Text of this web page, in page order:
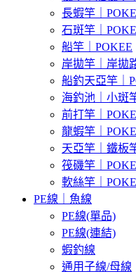
長蝦竿｜
石斑竿｜
船竿｜POKEE
岸拋竿｜岸拋
船釣天亞竿｜
海釣池｜小斑
前打竿｜
龍蝦竿｜
天亞竿｜鐵板
筏磯竿｜
軟絲竿｜
PE線｜魚線
PE線(單品)
PE線(連結)
蝦釣線
通用子線/母線